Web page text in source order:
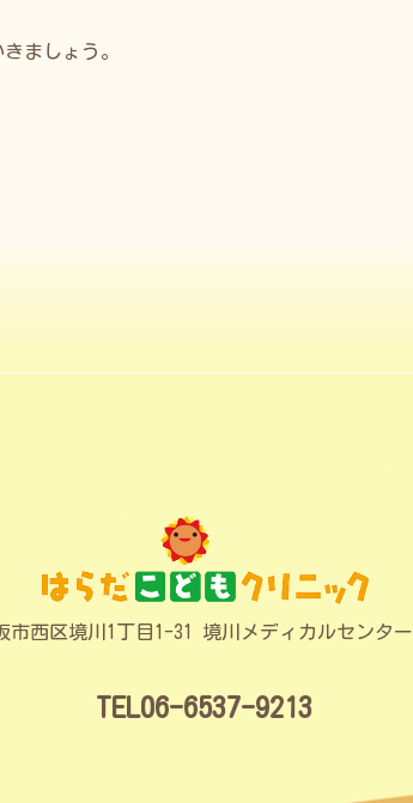
ましょう。
市西区境川1丁目1-31 境川メディカルセンター
TEL06-6537-9213